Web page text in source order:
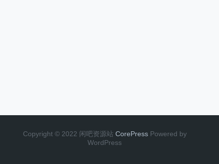
Copyright © 2022 闲吧资源站 CorePress Powered by
WordPress